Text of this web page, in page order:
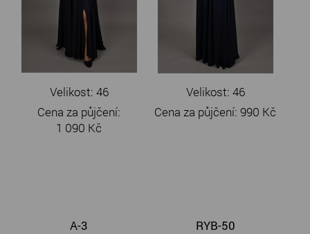
Velikost: 46
Cena za půjčení:
1 090 Kč
Velikost: 46
Cena za půjčení:990 Kč
A-3 RYB-50